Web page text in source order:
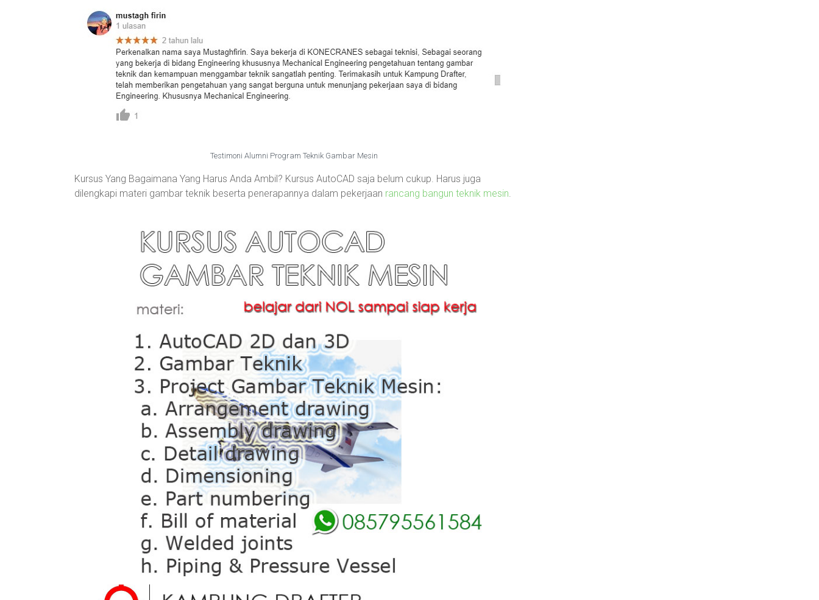
Testimoni Alumni Program Teknik Gambar Mesin
Kursus Yang Bagaimana Yang Harus Anda Ambil? Kursus AutoCAD saja belum cukup. Harus juga
dilengkapi materi gambar teknik beserta penerapannya dalam pekerjaan rancang bangun teknik mesin.